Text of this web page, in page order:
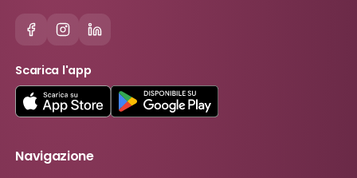
Scarica l'app
Navigazione